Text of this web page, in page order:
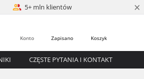
5+ mln klientów ×
Koszyk
Zapisano
Konto
CZĘSTE PYTANIA I KONTAKT